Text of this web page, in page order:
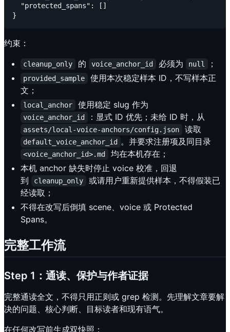
  "protected_spans": []
约束：
cleanup_only 的 voice_anchor_id 必须为 null ；
provided_sample
使用本次稳定样本 ID，不写样本正
文；
local_anchor 使用稳定 slug 作为
voice_anchor_id ：显式 ID 优先；未给 ID 时，从
assets/local-voice-anchors/config.json 读取
default_voice_anchor_id 。并要求注册项及同目录
<voice_anchor_id>.md
均在本机存在；
本机 anchor 缺失时停止 voice 校准，回退
到
cleanup_only
或请用户重新提供样本，不得假装已
经读取；
不得在改写后倒填 scene、voice 或 Protected
Spans。
完整工作流
Step 1：通读、保护与作者证据
完整通读全文，不得只用正则或 grep 检测。先理解文章要解
决的问题、核心判断、目标读者和现有语气。
在任何改写前生成双快照：